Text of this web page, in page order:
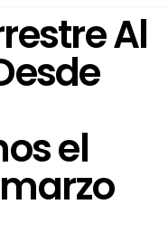
Al
el